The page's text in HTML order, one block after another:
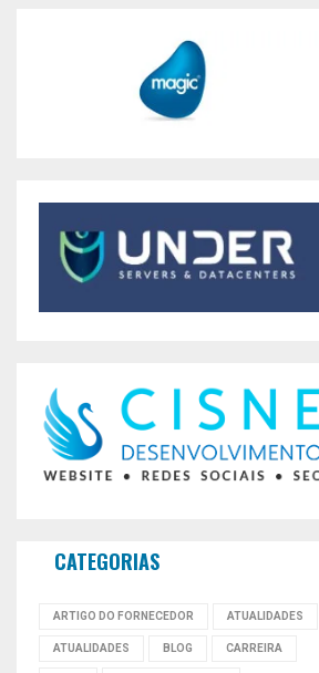
CATEGORIAS
ARTIGO DO FORNECEDOR ATUALIDADES
ATUALIDADES BLOG CARREIRA